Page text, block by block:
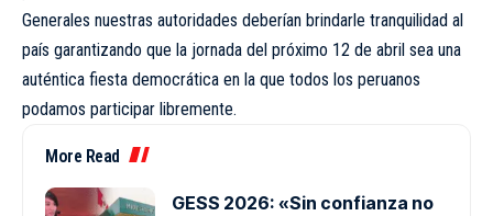
Generales nuestras autoridades deberían brindarle tranquilidad al
país garantizando que la jornada del próximo 12 de abril sea una
auténtica fiesta democrática en la que todos los peruanos
podamos participar libremente.
More Read
GESS 2026: «Sin confianza no